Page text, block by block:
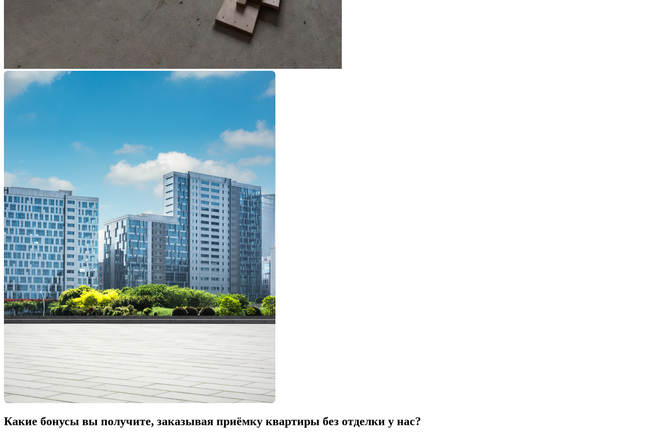
Какие бонусы вы получите, заказывая приёмку квартиры без отделки у нас?